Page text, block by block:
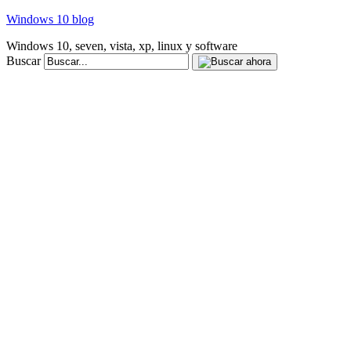
Windows 10 blog
Windows 10, seven, vista, xp, linux y software
Buscar